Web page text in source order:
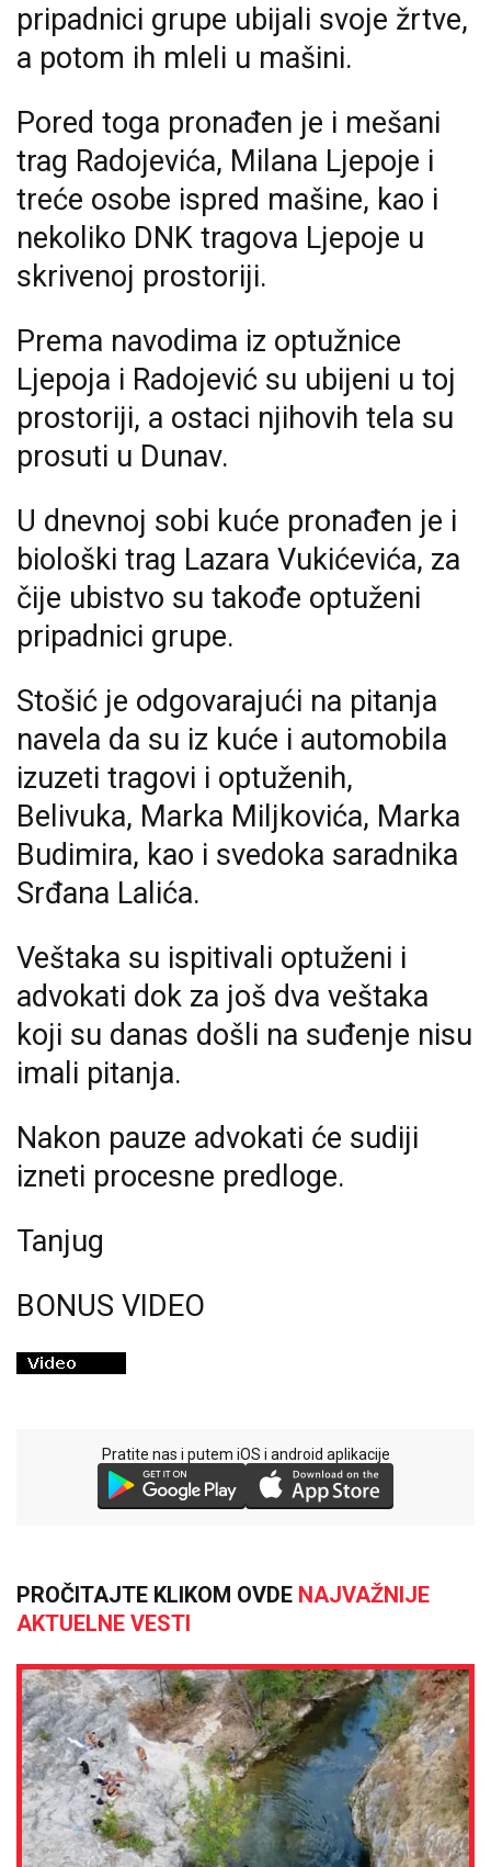
pripadnici grupe ubijali svoje žrtve,
a potom ih mleli u mašini.
Pored toga pronađen je i mešani
trag Radojevića, Milana Ljepoje i
treće osobe ispred mašine, kao i
nekoliko DNK tragova Ljepoje u
skrivenoj prostoriji.
Prema navodima iz optužnice
Ljepoja i Radojević su ubijeni u toj
prostoriji, a ostaci njihovih tela su
prosuti u Dunav.
U dnevnoj sobi kuće pronađen je i
biološki trag Lazara Vukićevića, za
čije ubistvo su takođe optuženi
pripadnici grupe.
Stošić je odgovarajući na pitanja
navela da su iz kuće i automobila
izuzeti tragovi i optuženih,
Belivuka, Marka Miljkovića, Marka
Budimira, kao i svedoka saradnika
Srđana Lalića.
Veštaka su ispitivali optuženi i
advokati dok za još dva veštaka
koji su danas došli na suđenje nisu
imali pitanja.
Nakon pauze advokati će sudiji
izneti procesne predloge.
Tanjug
BONUS VIDEO
Pratite nas i putem iOS i android aplikacije
PROČITAJTE KLIKOM OVDE NAJVAŽNIJE
AKTUELNE VESTI